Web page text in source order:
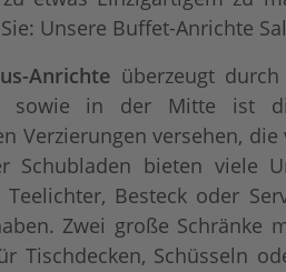
Unsere Buffet-Anrichte
Anrichte überzeugt
sowie in der Mitte ist
Verzierungen versehen,
Schubladen bieten viele
Besteck oder
Zwei große Schränke
Tischdecken, Schüsseln